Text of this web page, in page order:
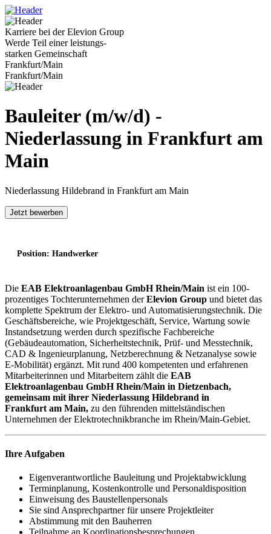
Karriere bei der Elevion Group
Werde Teil einer leistungs-
starken Gemeinschaft
Frankfurt/Main
Frankfurt/Main
Bauleiter (m/w/d) -
Niederlassung in Frankfurt am
Main
Niederlassung Hildebrand in Frankfurt am Main
Jetzt bewerben
Position: Handwerker
Die EAB Elektroanlagenbau GmbH Rhein/Main ist ein 100-
prozentiges Tochterunternehmen derElevion Group und bietet das
komplette Spektrum der Elektro- und Automatisierungstechnik. Die
Geschäftsbereiche, wie Projektgeschäft, Service, Wartung sowie
Instandsetzung werden durch spezifische Fachbereiche
(Gebäudeautomation, Sicherheitstechnik, Prüf- und Messtechnik,
CAD & Ingenieurplanung, Netzberechnung & Netzanalyse sowie
E-Mobilität) ergänzt. Mit rund 400 kompetenten und erfahrenen
Mitarbeiterinnen und Mitarbeitern zählt die EAB
Elektroanlagenbau GmbH Rhein/Main in Dietzenbach,
gemeinsam mit ihrer Niederlassung Hildebrand in
Frankfurt am Main, zu den führenden mittelständischen
Unternehmen der Elektrotechnikbranche im Rhein/Main-Gebiet.
Ihre Aufgaben
Eigenverantwortliche Bauleitung und Projektabwicklung
Terminplanung, Kostenkontrolle und Personaldisposition
Einweisung des Baustellenpersonals
Sie sind Ansprechpartner für unsere Projektleiter
Abstimmung mit den Bauherren